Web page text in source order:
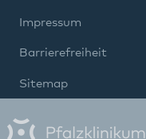
Impressum
Barrierefreiheit
Sitemap